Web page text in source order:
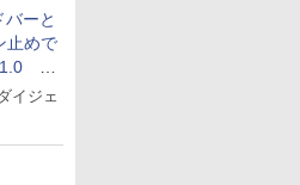
ーと
止めで
ほ
イジェ